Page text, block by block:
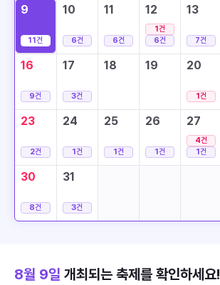
9
11건
10
6건
11
6건
12
1건
6건
13
7건
16
9건
17
3건
18 19 20
1건
23
2건
24
1건
25
1건
26
1건
27
4건
1건
30
8건
31
3건
8월 9일 개최되는 축제를 확인하세요!